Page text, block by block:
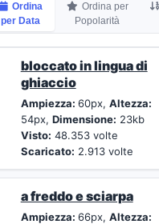
Ordina
per Data
Ordina per
Popolarità
bloccato in lingua di
ghiaccio
Ampiezza: 60px, Altezza:
54px, Dimensione: 23kb
Visto: 48.353 volte
Scaricato: 2.913 volte
a freddo e sciarpa
Ampiezza: 66px, Altezza: